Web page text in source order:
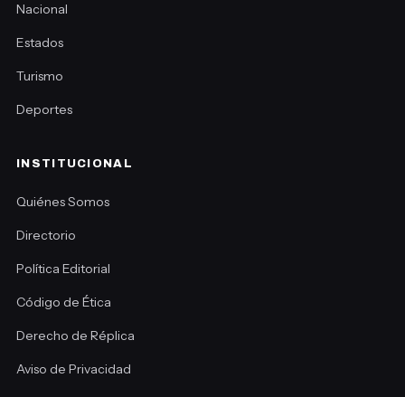
Nacional
Estados
Turismo
Deportes
INSTITUCIONAL
Quiénes Somos
Directorio
Política Editorial
Código de Ética
Derecho de Réplica
Aviso de Privacidad